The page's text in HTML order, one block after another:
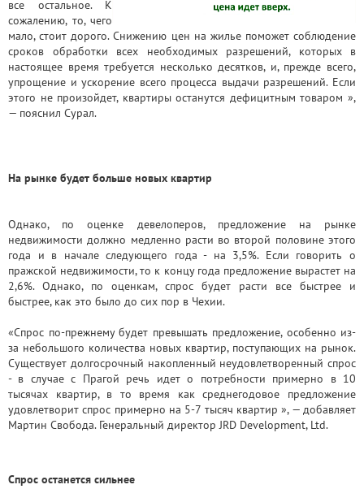
все остальное. К
сожалению, то, чего
мало, стоит дорого. Снижению цен на жилье поможет соблюдение
сроков обработки всех необходимых разрешений, которых в
настоящее время требуется несколько десятков, и, прежде всего,
упрощение и ускорение всего процесса выдачи разрешений. Если
этого не произойдет, квартиры останутся дефицитным товаром »,
— пояснил Сурал.
На рынке будет больше новых квартир
Однако, по оценке девелоперов, предложение на рынке
недвижимости должно медленно расти во второй половине этого
года и в начале следующего года - на 3,5%. Если говорить о
пражской недвижимости, то к концу года предложение вырастет на
2,6%. Однако, по оценкам, спрос будет расти все быстрее и
быстрее, как это было до сих пор в Чехии.
«Спрос по-прежнему будет превышать предложение, особенно из-
за небольшого количества новых квартир, поступающих на рынок.
Существует долгосрочный накопленный неудовлетворенный спрос
- в случае с Прагой речь идет о потребности примерно в 10
тысячах квартир, в то время как среднегодовое предложение
удовлетворит спрос примерно на 5-7 тысяч квартир », — добавляет
Мартин Свобода. Генеральный директор JRD Development, Ltd.
Спрос останется сильнее